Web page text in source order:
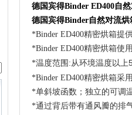
德国宾得Binder ED400自
德国宾得Binder自然对流
*Binder ED400精密烘箱提
*Binder ED400精密烘箱使
*温度范围:从环境温度以上
*Binder ED400精密烘箱采
*单斜坡函数；独立的可调
*通过背后带有通风瓣的排